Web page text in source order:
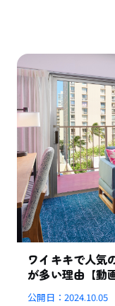
ワイキキで人気
が多い理由【動
公開日：2024.10.05